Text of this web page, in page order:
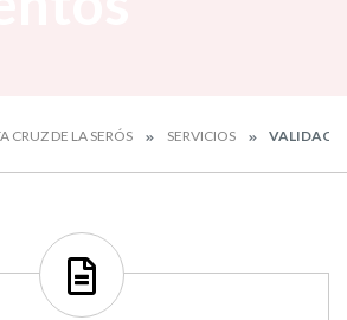
CRUZ DE LA SERÓS SERVICIOS